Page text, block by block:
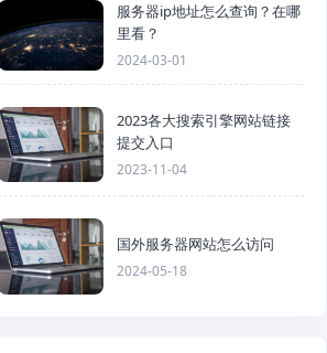
服务器ip地址怎么查询？在哪
里看？
2024-03-01
2023各大搜索引擎网站链接
提交入口
2023-11-04
国外服务器网站怎么访问
2024-05-18